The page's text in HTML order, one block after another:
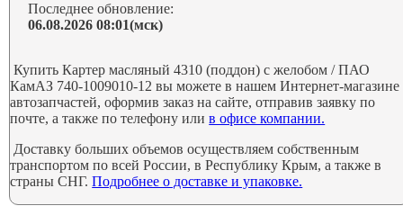
Последнее обновление:
06.08.2026 08:01(мск)
Купить Картер масляный 4310 (поддон) с желобом / ПАО
КамАЗ 740-1009010-12 вы можете в нашем Интернет-магазине
автозапчастей, оформив заказ на сайте, отправив заявку по
почте, а также по телефону илив офисе компании.
Доставку больших объемов осуществляем собственным
транспортом по всей России, в Республику Крым, а также в
страны СНГ.Подробнее о доставке и упаковке.